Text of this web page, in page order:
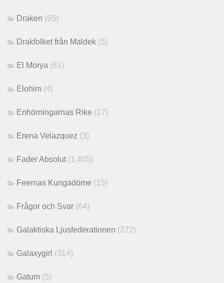
Draken (65)
Drakfolket från Maldek (5)
El Morya (61)
Elohim (4)
Enhörningarnas Rike (17)
Erena Velazquez (3)
Fader Absolut (1,405)
Feernas Kungadöme (15)
Frågor och Svar (64)
Galaktiska Ljusfederationen (272)
Galaxygirl (314)
Gatum (5)